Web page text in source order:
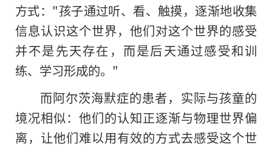
方式："孩子通过听、看、触摸，逐渐地收集
信息认识这个世界，他们对这个世界的感受
并不是先天存在，而是后天通过感受和训
练、学习形成的。"
而阿尔茨海默症的患者，实际与孩童的
境况相似：他们的认知正逐渐与物理世界偏
离，让他们难以用有效的方式去感受这个世